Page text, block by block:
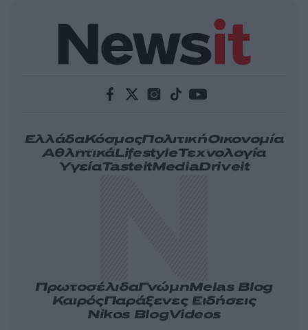
ΕλλάδαΚόσμοςΠολιτικήΟικονομία
ΑθλητικάLifestyleΤεχνολογία
ΥγείαTasteitMediaDriveit
ΠρωτοσέλιδαΓνώμηMelas Blog
ΚαιρόςΠαράξενες Ειδήσεις
Nikos BlogVideos